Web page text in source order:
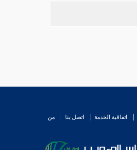
اتفاقية الخدمة اتصل بنا
من